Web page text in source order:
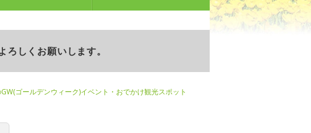
しくお願いします。
ゴールデンウィーク)イベント・おでかけ観光スポット